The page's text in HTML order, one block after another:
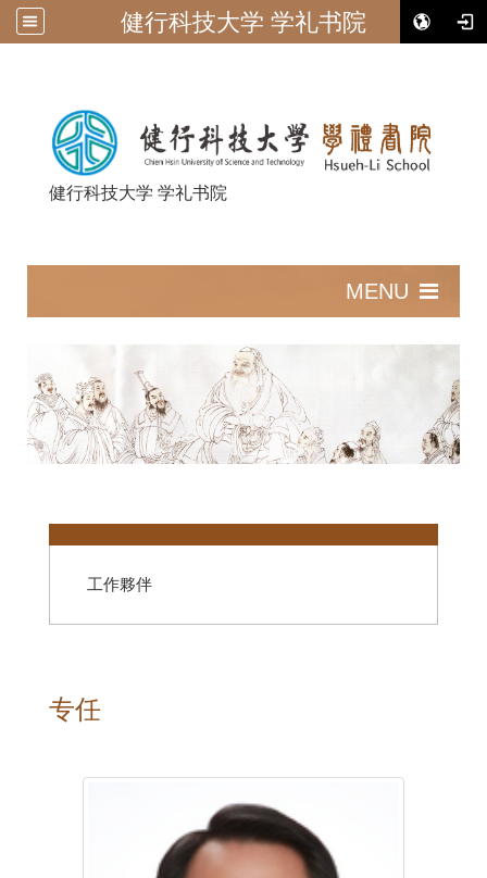
健行科技大学 学礼书院
健行科技大学 学礼书院
MENU
工作夥伴
专任